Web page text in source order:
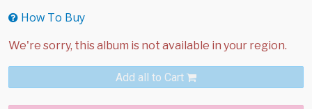
How To Buy
Add all to Cart